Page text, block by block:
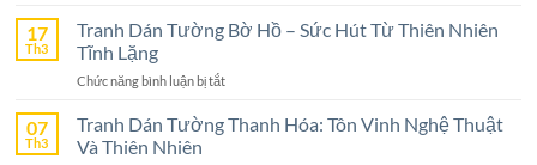
Lựa
Không
Dán
Tường
An
Lựa
17
Th3
Tranh Dán Tường Bờ Hồ – Sức Hút Từ Thiên Nhiên
Tĩnh Lặng
Chức năng bình luận bị tắtở
Dán
07
Th3
Tranh Dán Tường Thanh Hóa: Tôn Vinh Nghệ Thuật
Và Thiên Nhiên